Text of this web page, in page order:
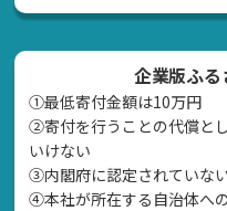
企業版ふ
①最低寄付金額は10万円
②寄付を行うことの代償と
いけない
➂内閣府に認定されていな
④本社が所在する自治体へ